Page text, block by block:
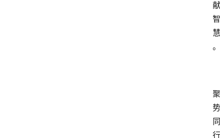
献
智
慧
。
聚
势
同
行